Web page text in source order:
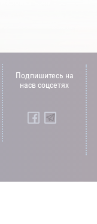
Подпишитесь на
насв соцсетях